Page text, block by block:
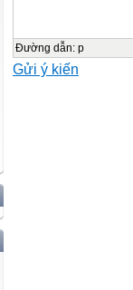
+
857
Đường dẫn: p
Gửi ý kiến